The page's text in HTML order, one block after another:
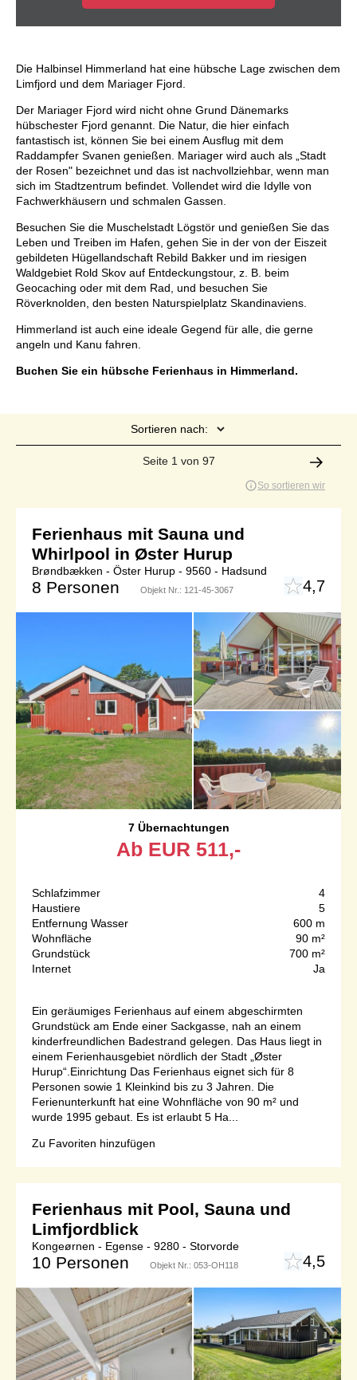
Die Halbinsel Himmerland hat eine hübsche Lage zwischen dem
Limfjord und dem Mariager Fjord.
Der Mariager Fjord wird nicht ohne Grund Dänemarks
hübschester Fjord genannt. Die Natur, die hier einfach
fantastisch ist, können Sie bei einem Ausflug mit dem
Raddampfer Svanen genießen. Mariager wird auch als „Stadt
der Rosen" bezeichnet und das ist nachvollziehbar, wenn man
sich im Stadtzentrum befindet. Vollendet wird die Idylle von
Fachwerkhäusern und schmalen Gassen.
Besuchen Sie die Muschelstadt Lögstör und genießen Sie das
Leben und Treiben im Hafen, gehen Sie in der von der Eiszeit
gebildeten Hügellandschaft Rebild Bakker und im riesigen
Waldgebiet Rold Skov auf Entdeckungstour, z. B. beim
Geocaching oder mit dem Rad, und besuchen Sie
Röverknolden, den besten Naturspielplatz Skandinaviens.
Himmerland ist auch eine ideale Gegend für alle, die gerne
angeln und Kanu fahren.
Buchen Sie ein hübsche Ferienhaus in Himmerland.
Sortieren nach:
Seite 1 von 97
So sortieren wir
Ferienhaus mit Sauna und
Whirlpool in Øster Hurup
Brøndbækken - Öster Hurup - 9560 - Hadsund
8 Personen Objekt Nr.: 121-45-3067 4,7
7 Übernachtungen
Ab EUR 511,-
Schlafzimmer
4
Haustiere
5
Entfernung Wasser
600 m
Wohnfläche
90 m²
Grundstück
700 m²
Internet
Ja
Ein geräumiges Ferienhaus auf einem abgeschirmten
Grundstück am Ende einer Sackgasse, nah an einem
kinderfreundlichen Badestrand gelegen. Das Haus liegt in
einem Ferienhausgebiet nördlich der Stadt „Øster
Hurup“.Einrichtung Das Ferienhaus eignet sich für 8
Personen sowie 1 Kleinkind bis zu 3 Jahren. Die
Ferienunterkunft hat eine Wohnfläche von 90 m² und
wurde 1995 gebaut. Es ist erlaubt 5 Ha...
Zu Favoriten hinzufügen
Ferienhaus mit Pool, Sauna und
Limfjordblick
Kongeørnen - Egense - 9280 - Storvorde
10 Personen Objekt Nr.: 053-OH118 4,5